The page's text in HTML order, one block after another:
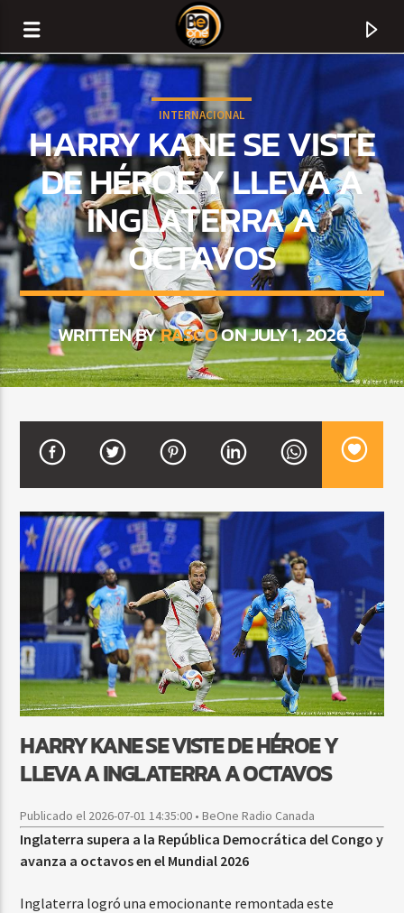
CURRENT TRACK
TITLE
ARTIST
BEATS URBANOS
11:00 AM 1:00 PM
Beone Radio
INTERNACIONAL
HARRY KANE SE VISTE
DE HÉROE Y LLEVA A
INGLATERRA A
OCTAVOS
WRITTEN BYRASCOON JULY 1, 2026
HARRY KANE SE VISTE DE HÉROE Y
LLEVA A INGLATERRA A OCTAVOS
Publicado el 2026-07-01 14:35:00 • BeOne Radio Canada
Inglaterra supera a la República Democrática del Congo y
avanza a octavos en el Mundial 2026
Inglaterra logró una emocionante remontada este